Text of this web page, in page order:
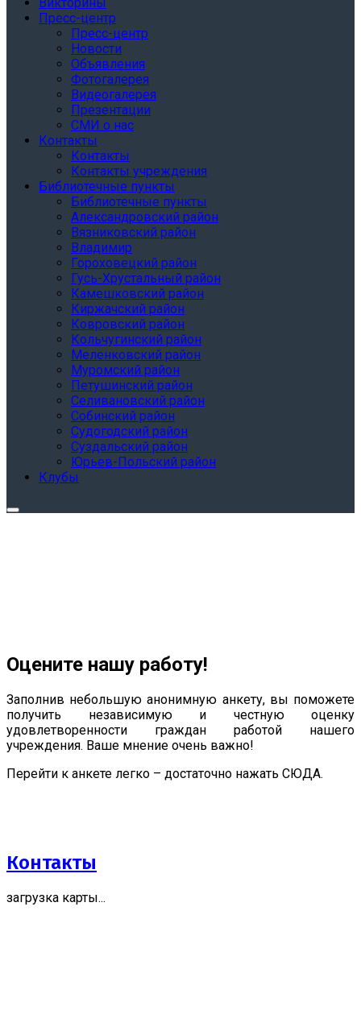
Викторины
Пресс-центр
Пресс-центр
Новости
Объявления
Фотогалерея
Видеогалерея
Презентации
СМИ о нас
Контакты
Контакты
Контакты учреждения
Библиотечные пункты
Библиотечные пункты
Александровский район
Вязниковский район
Владимир
Гороховецкий район
Гусь-Хрустальный район
Камешковский район
Киржачский район
Ковровский район
Кольчугинский район
Меленковский район
Муромский район
Петушинский район
Селивановский район
Собинский район
Судогодский район
Суздальский район
Юрьев-Польский район
Клубы
Оцените нашу работу!
Заполнив небольшую анонимную анкету, вы поможете
получить независимую и честную оценку
удовлетворенности граждан работой нашего
учреждения. Ваше мнение очень важно!
Перейти к анкете легко – достаточно нажать СЮДА.
Контакты
загрузка карты...